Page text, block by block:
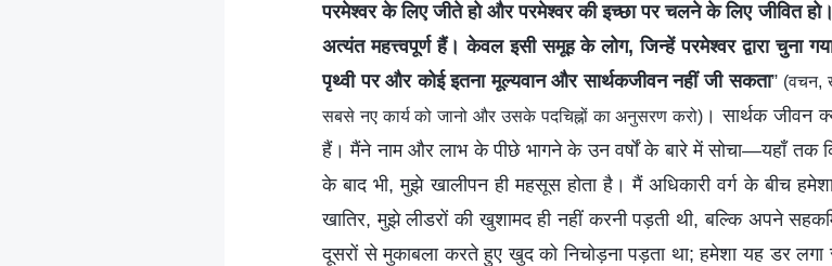
परमेश्वर के लिए जीते हो और परमेश्वर की इच्छा पर चलने के लिए जीवित
अत्यंत महत्त्वपूर्ण हैं। केवल इसी समूह के लोग, जिन्हें परमेश्वर द्वारा चुना
पृथ्वी पर और कोई इतना मूल्यवान और सार्थकजीवन नहीं जी सकता” (वचन,
सबसे नए कार्य को जानो और उसके पदचिह्नों का अनुसरण करो) । सार्थक जीवन
हैं। मैंने नाम और लाभ के पीछे भागने के उन वर्षों के बारे में सोचा—यहाँ तक
के बाद भी, मुझे खालीपन ही महसूस होता है। मैं अधिकारी वर्ग के बीच
खातिर, मुझे लीडरों की खुशामद ही नहीं करनी पड़ती थी, बल्कि अपने
दूसरों से मुकाबला करते हुए खुद को निचोड़ना पड़ता था; हमेशा यह डर